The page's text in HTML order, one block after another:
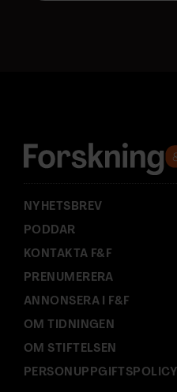
s
:
NYHETSBREV
PODDAR
KONTAKTA F&F
PRENUMERERA
ANNONSERA I F&F
OM TIDNINGEN
OM STIFTELSEN
PERSONUPPGIFTSPOLICY